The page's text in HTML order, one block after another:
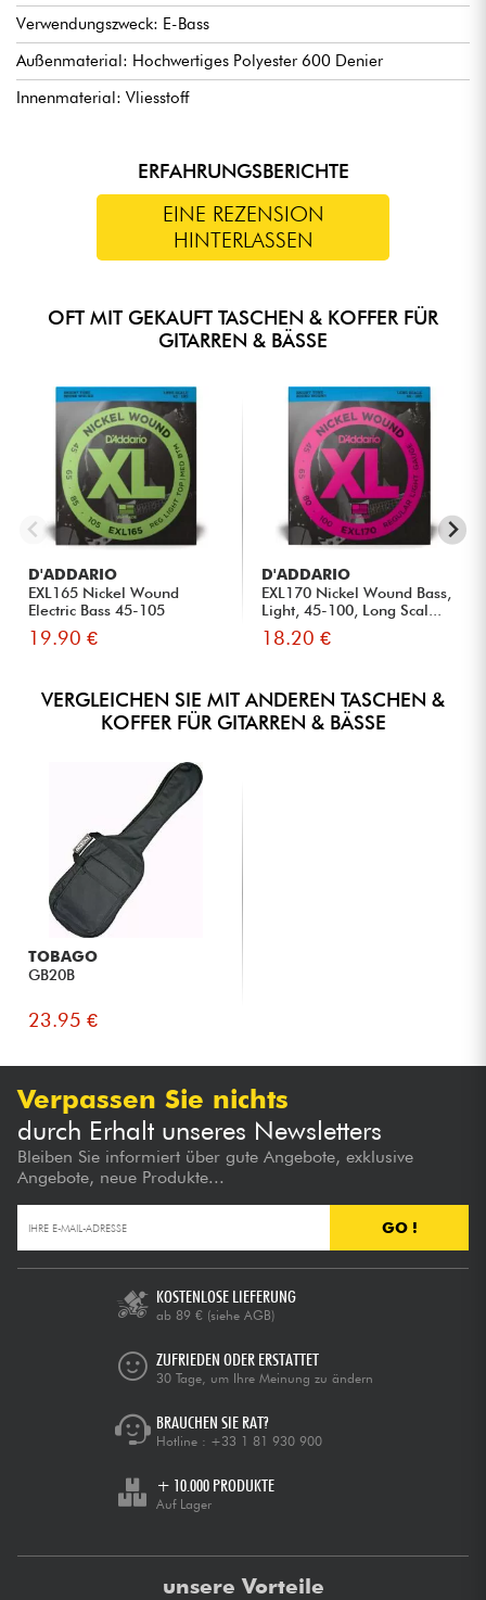
Verwendungszweck: E-Bass
Außenmaterial: Hochwertiges Polyester 600 Denier
Innenmaterial: Vliesstoff
ERFAHRUNGSBERICHTE
EINE REZENSION
HINTERLASSEN
OFT MIT GEKAUFT TASCHEN & KOFFER FÜR
GITARREN & BÄSSE
D'ADDARIO
EXL165 Nickel Wound
Electric Bass 45-105
19.90 €
D'ADDARIO
EXL170 Nickel Wound Bass,
Light, 45-100, Long Scal...
18.20 €
VERGLEICHEN SIE MIT ANDEREN TASCHEN &
KOFFER FÜR GITARREN & BÄSSE
TOBAGO
GB20B
23.95 €
Verpassen Sie nichts
durch Erhalt unseres Newsletters
Bleiben Sie informiert über gute Angebote, exklusive
Angebote, neue Produkte...
GO !
KOSTENLOSE LIEFERUNG
ab 89 € (siehe AGB)
ZUFRIEDEN ODER ERSTATTET
30 Tage, um Ihre Meinung zu ändern
BRAUCHEN SIE RAT?
Hotline : +33 1 81 930 900
+ 10.000 PRODUKTE
Auf Lager
unsere Vorteile